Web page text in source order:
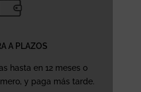
A PLAZOS
hasta en 12 meses o
y paga más tarde.